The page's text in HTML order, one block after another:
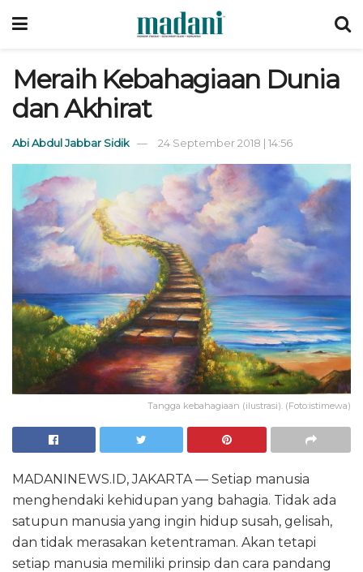
Meraih Kebahagiaan Dunia
dan Akhirat
Abi Abdul Jabbar Sidik 24 September 2018 | 14:56
Tangga kebahagiaan (ilustrasi). (Foto:istimewa)
MADANINEWS.ID, JAKARTA — Setiap manusia
menghendaki kehidupan yang bahagia. Tidak ada
satupun manusia yang ingin hidup susah, gelisah,
dan tidak merasakan ketentraman. Akan tetapi
setiap manusia memiliki prinsip dan cara pandang